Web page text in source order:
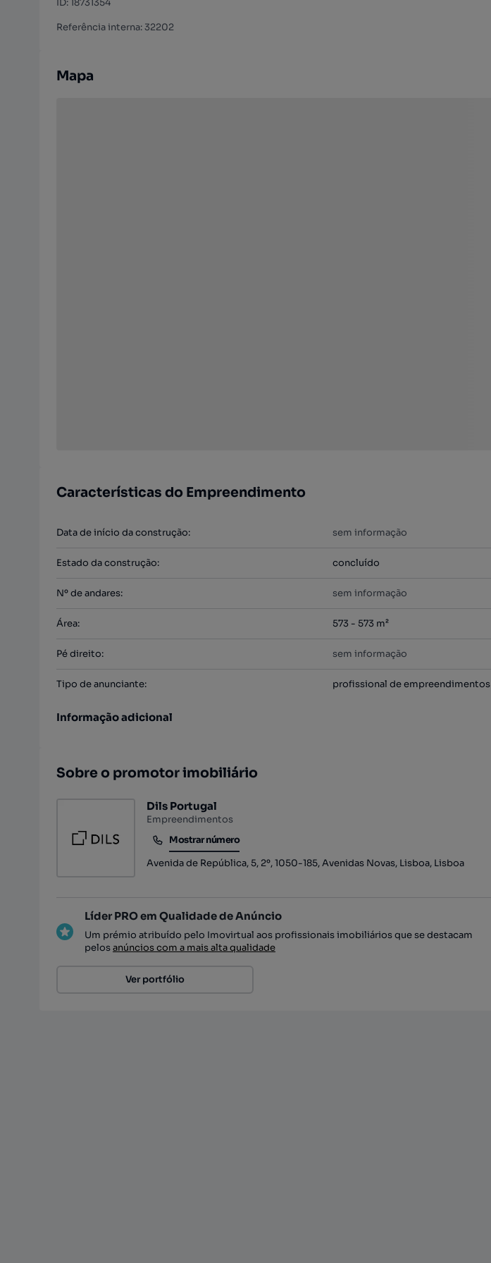
ID:18731354
Referência interna: 32202
Mapa
Características do Empreendimento
Data de início da construção: sem informação
Estado da construção: concluído
Nº de andares: sem informação
Área: 573 - 573 m²
Pé direito: sem informação
Tipo de anunciante: profissional de empreendimentos
Informação adicional
Sobre o promotor imobiliário
Dils Portugal
Empreendimentos
Mostrar número
Mostrar número
Avenida de República, 5, 2º, 1050-185, Avenidas Novas, Lisboa, Lisboa
Líder PRO em Qualidade de Anúncio
Um prémio atribuído pelo Imovirtual aos profissionais imobiliários que se destacam
pelosanúncios com a mais alta qualidade
Ver portfólio